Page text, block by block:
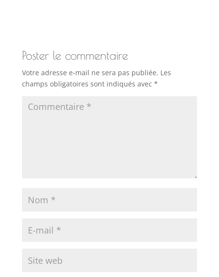
Poster le commentaire
Votre adresse e-mail ne sera pas publiée. Les
champs obligatoires sont indiqués avec *